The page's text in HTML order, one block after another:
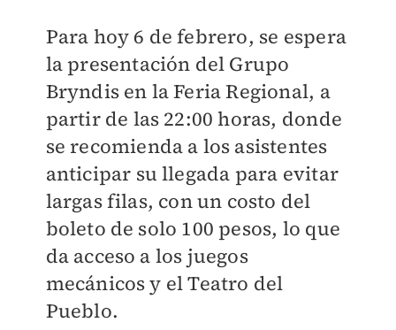
Para hoy 6 de febrero, se espera
la presentación del Grupo
Bryndis en la Feria Regional, a
partir de las 22:00 horas, donde
se recomienda a los asistentes
anticipar su llegada para evitar
largas filas, con un costo del
boleto de solo 100 pesos, lo que
da acceso a los juegos
mecánicos y el Teatro del
Pueblo.